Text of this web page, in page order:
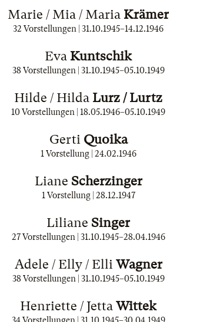
Marie / Mia / Maria Krämer
32 Vorstellungen | 31.10.1945–14.12.1946
Eva Kuntschik
38 Vorstellungen | 31.10.1945–05.10.1949
Hilde / Hilda Lurz / Lurtz
10 Vorstellungen | 18.05.1946–05.10.1949
Gerti Quoika
1 Vorstellung | 24.02.1946
Liane Scherzinger
1 Vorstellung | 28.12.1947
Liliane Singer
27 Vorstellungen | 31.10.1945–28.04.1946
Adele / Elly / Elli Wagner
38 Vorstellungen | 31.10.1945–05.10.1949
Henriette / Jetta Wittek